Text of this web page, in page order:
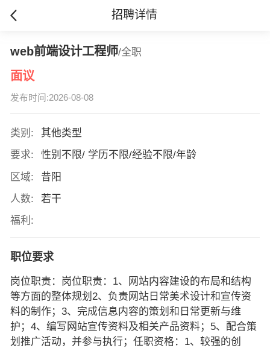
招聘详情
web前端设计工程师/全职
面议
发布时间:2026-08-08
类别:
其他类型
要求:
性别不限/ 学历不限/经验不限/年龄
区域:
昔阳
人数:
若干
福利:
职位要求
岗位职责：岗位职责：1、网站内容建设的布局和结构
等方面的整体规划2、负责网站日常美术设计和宣传资
料的制作；3、完成信息内容的策划和日常更新与维
护；4、编写网站宣传资料及相关产品资料；5、配合策
划推广活动，并参与执行；任职资格：1、较强的创